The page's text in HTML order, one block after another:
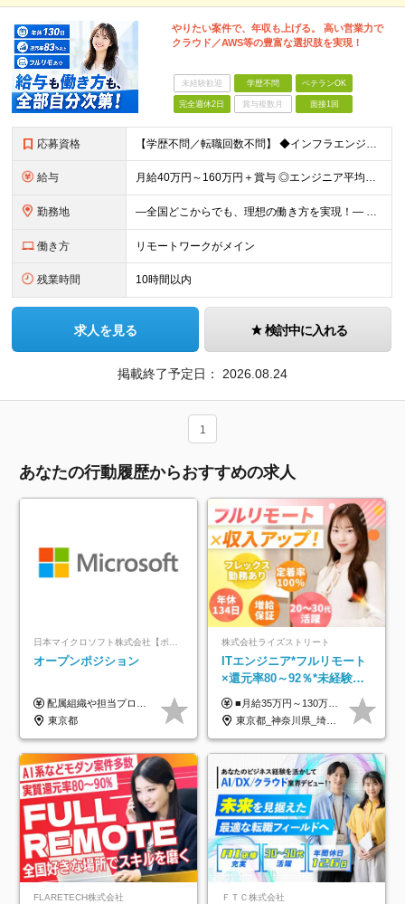
やりたい案件で、年収も上げる。 高い営業力で
クラウド／AWS等の豊富な選択肢を実現！
未経験歓迎 学歴不問 ベテランOK
完全週休2日 賞与複数月 面接1回
応募資格 【学歴不問／転職回数不問】 ◆インフラエンジニアの経験1年以上 領域、業界、工程は問いません！ ◆こんな方にぴったり ◎これまでの経験・スキルを活かしたい方 ◎本当の実力を正当に評価してほしい方
給与 月給40万円～160万円＋賞与 ◎エンジニア平均年収820万円 ◎入社した全員が年収UPしています！（前職年収180万円UP） ◎単価連動型：還元率83％～最大100%だから高収入が実現 ◎待機時給
勤務地 ―全国どこからでも、理想の働き方を実現！― 〇柔軟な勤務スタイルを実現 フレックス制度にも対応、社内業務/帰社日ゼロ。 9割以上のメンバーが「フルリモート」または「リモート併用」の働き方で活躍中。 ス
働き方 リモートワークがメイン
残業時間 10時間以内
求人を見る 検討中に入れる
掲載終了予定日： 2026.08.24
1
あなたの行動履歴からおすすめの求人
日本マイクロソフト株式会社【ポジションマッチ登録】
オープンポジション
配属組織や担当プロジェクトにより異なります。 ▼参考情報 ----------------------- 年俸650万～（1/12を月々支給） ※経験、能力を考慮の上、当社規定により優遇いたします。 ※時間外、休日出勤、深夜手当に対する賃金も基本年俸に含みます。
東京都
株式会社ライズストリート
ITエンジニア*フルリモート
×還元率80～92％*未経験歓
迎*年休134日*月給35万～*
定着率100%
■月給35万円～130万円＋賞与年2回＋各種手当 ※システムエンジニアの経験をお持ちの方は月給41万円以上＋賞与年2回（108万円～）＋手当 ■単価（年収）アップのチャンスは最大年12回 ※残業代は1分単位で100％全額支給。サービス残業などは一切ありません ※試用期間6ヵ月（試用期間中の待遇・給与に差はありません）
東京都_神奈川県_埼玉県_千葉県_大阪府_愛知県_北海道_青森県_岩手県_宮城県_秋田県_山形県_福島県_茨城県_栃木県_群馬県_新潟県_山梨県_長野県_富山県_石川県_福井県_静岡県_岐阜県_三重県_兵庫県_京都府_滋賀県_奈良県_和歌山県_広島県_岡山県_鳥取県_島根県_山口県_徳島県_香川県_愛媛県_高知県_福岡県_熊本県_佐賀県_長崎県_大分県_宮崎県_鹿児島県_沖縄県
FLARETECH株式会社 ＦＴＣ株式会社